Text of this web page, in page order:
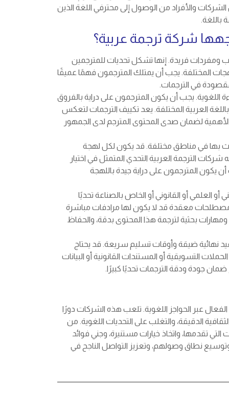
والأفراد من الوصول إلى محترفي اللغة الذين
باللغة.
شركة ترجمة عربية؟
ومفردات فريدة. إنها تشكل تحديات للمترجمين
المختلفة. يجب أن يمتلك المترجمون فهمًا عميقًا
في الترجمات.
اللغوية. يجب أن يكون المترجمون على دراية بالفروق
العربية المختلفة. يعد تكييف الترجمات لتعكس
الأهمية لضمان صدى المحتوى المترجم لدى الجمهور
بها في مناطق مختلفة. قد يكون لكل لهجة
شركات الترجمة العربية التحدي المتمثل في اختيار
المترجمون على دراية جيدة باللهجة
العلمي أو القانوني أو الخاص بالصناعة تحديًا
مصطلحات معقدة قد لا يكون لها مرادفات مباشرة
بحثية لترجمة هذا المحتوى بدقة، والحفاظ
نهائية ضيقة وأوقات تسليم سريعة. قد يحتاج
التسويقية أو المستندات القانونية أو البيانات
جودة ودقة الترجمات تحديًا كبيرًا.
عبر الحواجز اللغوية. تلعب هذه الشركات دورًا
الدقيقة، والتغلب على التحديات اللغوية. من
تقدمها، واتخاذ خيارات مستنيرة، وجني فوائد
نطاق وصولهم، وتعزيز التواصل الناجح في